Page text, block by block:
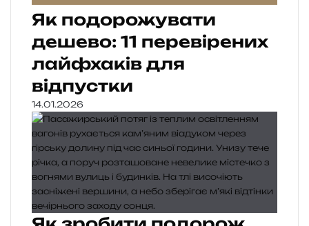
Як подорожувати
дешево: 11 перевірених
лайфхаків для
відпустки
14.01.2026